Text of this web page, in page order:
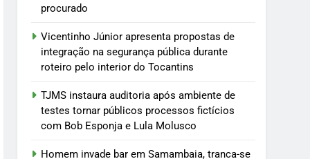
procurado
Vicentinho Júnior apresenta propostas de
integração na segurança pública durante
roteiro pelo interior do Tocantins
TJMS instaura auditoria após ambiente de
testes tornar públicos processos fictícios
com Bob Esponja e Lula Molusco
Homem invade bar em Samambaia, tranca-se